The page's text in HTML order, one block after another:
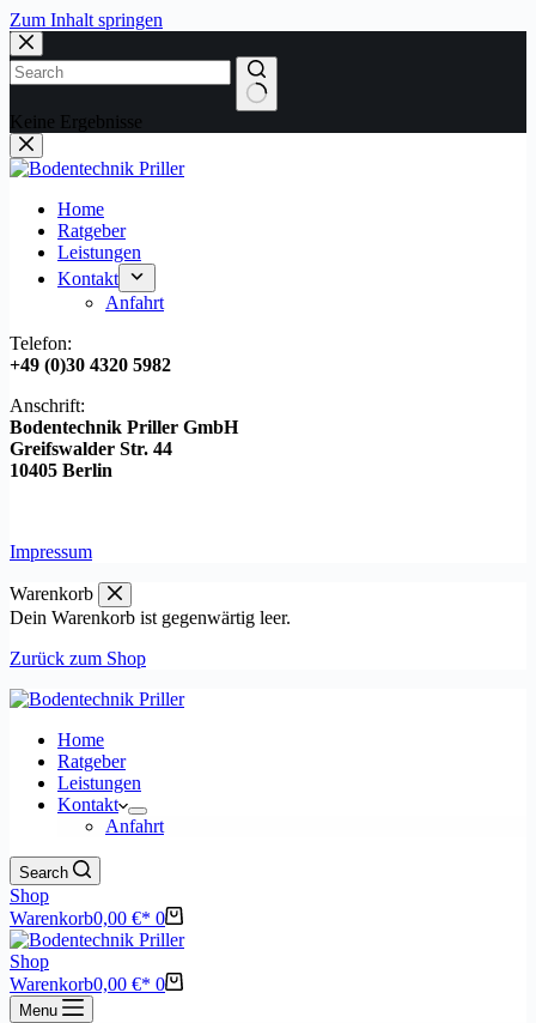
Zum Inhalt springen
Keine Ergebnisse
Home
Ratgeber
Leistungen
Kontakt
Anfahrt
Telefon:
+49 (0)30 4320 5982
Anschrift:
Bodentechnik Priller GmbH
Greifswalder Str. 44
10405 Berlin
Impressum
Warenkorb
Dein Warenkorb ist gegenwärtig leer.
Zurück zum Shop
Home
Ratgeber
Leistungen
Kontakt
Anfahrt
Search
Shop
Warenkorb0,00 € 0
Shop
Warenkorb0,00 € 0
Menu